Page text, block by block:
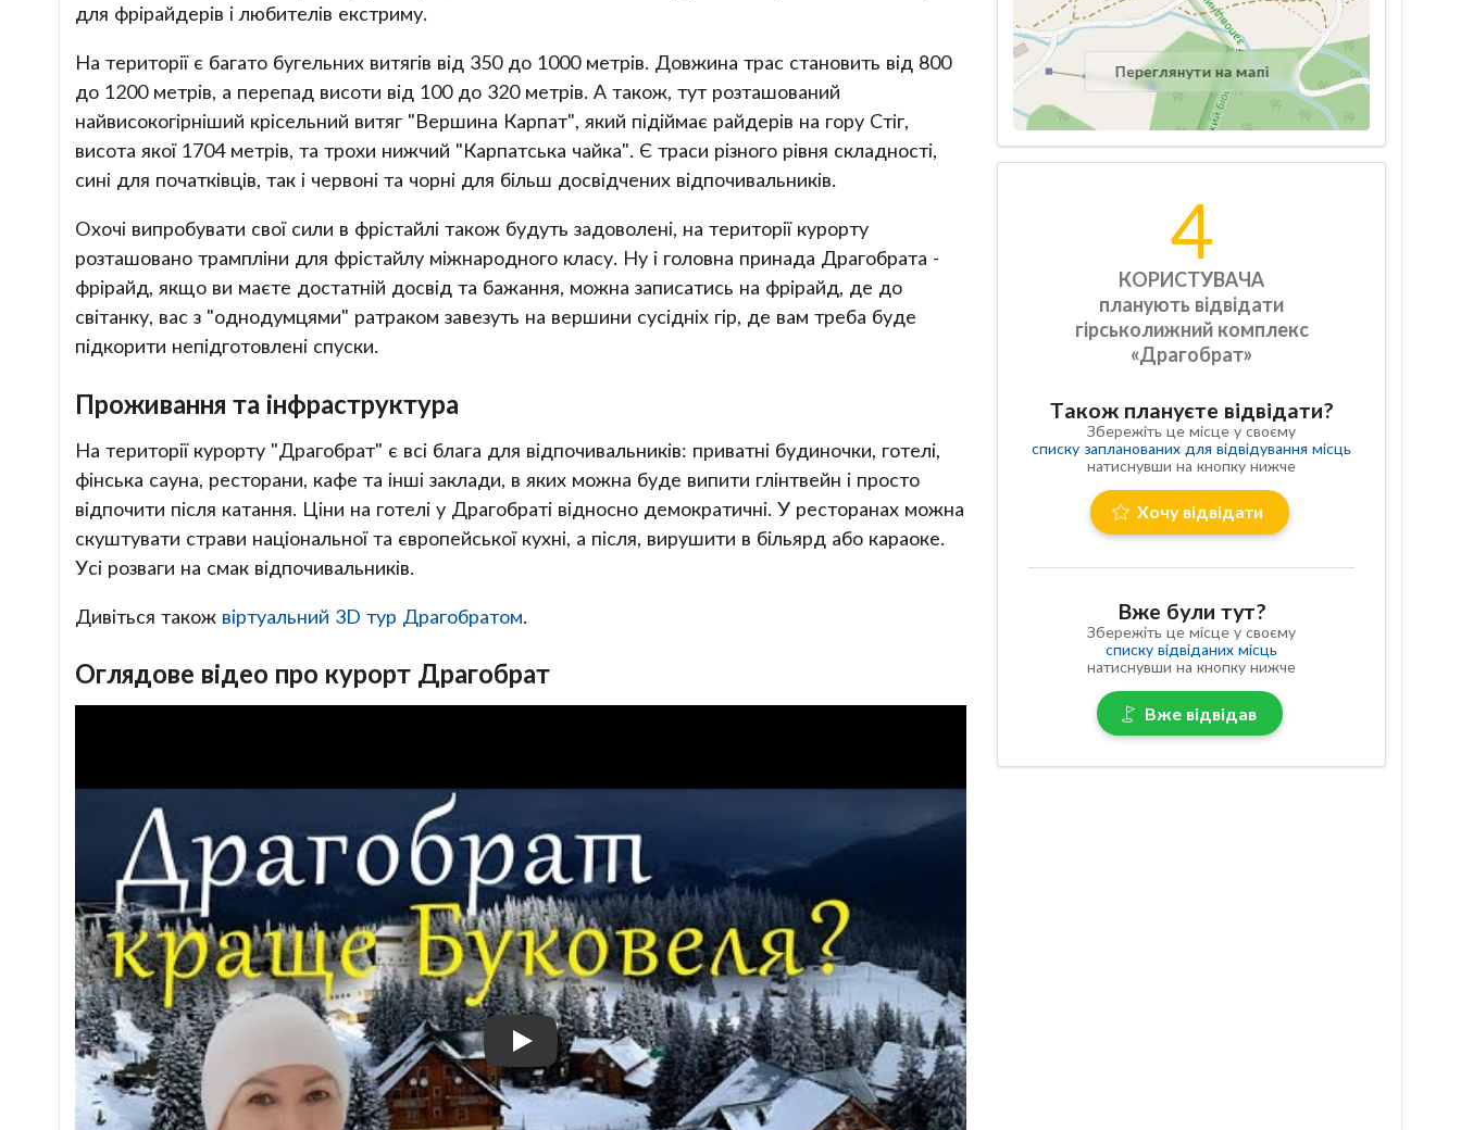
для фрірайдерів і любителів екстриму.
На території є багато бугельних витягів від 350 до 1000 метрів. Довжина трас становить від 800
до 1200 метрів, а перепад висоти від 100 до 320 метрів. А також, тут розташований
найвисокогірніший крісельний витяг "Вершина Карпат", який підіймає райдерів на гору Стіг,
висота якої 1704 метрів, та трохи нижчий "Карпатська чайка". Є траси різного рівня складності,
сині для початківців, так і червоні та чорні для більш досвідчених відпочивальників.
Охочі випробувати свої сили в фрістайлі також будуть задоволені, на території курорту
розташовано трампліни для фрістайлу міжнародного класу. Ну і головна принада Драгобрата -
фрірайд, якщо ви маєте достатній досвід та бажання, можна записатись на фрірайд, де до
світанку, вас з "однодумцями" ратраком завезуть на вершини сусідніх гір, де вам треба буде
підкорити непідготовлені спуски.
Проживання та інфраструктура
На території курорту "Драгобрат" є всі блага для відпочивальників: приватні будиночки, готелі,
фінська сауна, ресторани, кафе та інші заклади, в яких можна буде випити глінтвейн і просто
відпочити після катання. Ціни на готелі у Драгобраті відносно демократичні. У ресторанах можна
скуштувати страви національної та європейської кухні, а після, вирушити в більярд або караоке.
Усі розваги на смак відпочивальників.
Дивіться також віртуальний 3D тур Драгобратом.
Оглядове відео про курорт Драгобрат
Переглянути на мапі
4
КОРИСТУВАЧА
планують відвідати
гірськолижний комплекс
«Драгобрат»
Також плануєте відвідати?
Збережіть це місце у своєму
списку запланованих для відвідування місць
натиснувши на кнопку нижче
Хочу відвідати
Вже були тут?
Збережіть це місце у своєму
списку відвіданих місць
натиснувши на кнопку нижче
Вже відвідав